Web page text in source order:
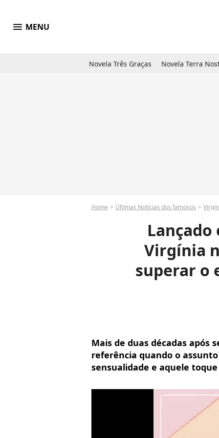
menu MENU
Novela Três Graças Novela Terra
Home Últimas Notícias dos famosos
Lançado
Virgínia
superar o
Mais de duas décadas após
referência quando o
sensualidade e aquele